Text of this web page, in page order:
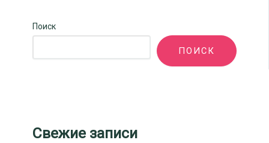
Поиск
ПОИСК
Свежие записи